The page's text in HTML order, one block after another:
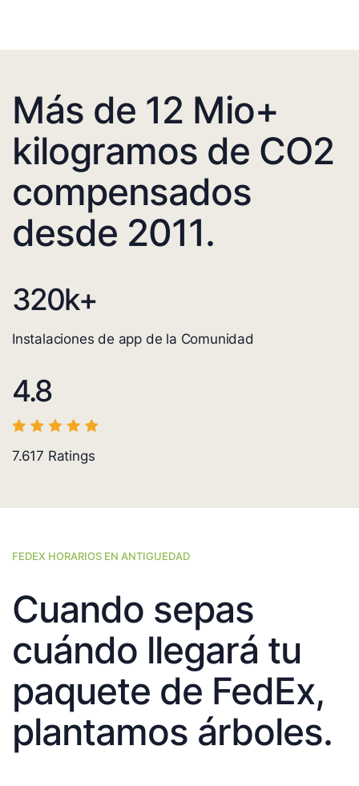
Más de 12 Mio+
kilogramos de CO2
compensados
desde 2011.
320k+
Instalaciones de app de la Comunidad
4.8
7.617 Ratings
FEDEX HORARIOS EN ANTIGUEDAD
Cuando sepas
cuándo llegará tu
paquete de FedEx,
plantamos árboles.